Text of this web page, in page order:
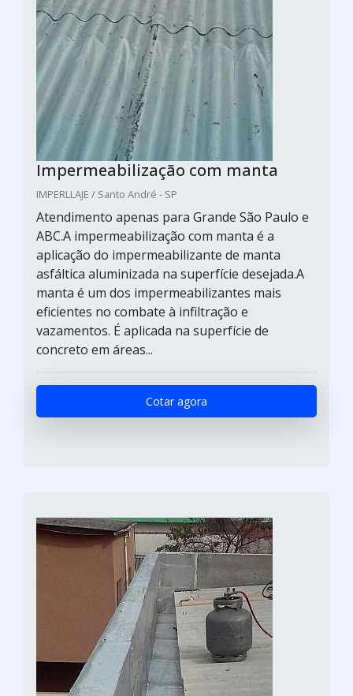
Impermeabilização com manta
IMPERLLAJE / Santo André - SP
Atendimento apenas para Grande São Paulo e
ABC.A impermeabilização com manta é a
aplicação do impermeabilizante de manta
asfáltica aluminizada na superfície desejada.A
manta é um dos impermeabilizantes mais
eficientes no combate à infiltração e
vazamentos. É aplicada na superfície de
concreto em áreas...
Cotar agora